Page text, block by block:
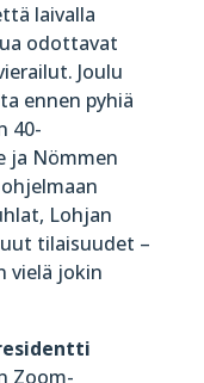
laivalla
odottavat
Joulu
ennen pyhiä
40-
ja Nömmen
Lohjan
tilaisuudet –
vielä jokin
Zoom-